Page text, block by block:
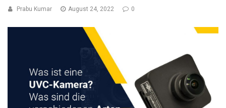
Prabu Kumar August 24, 2022 0